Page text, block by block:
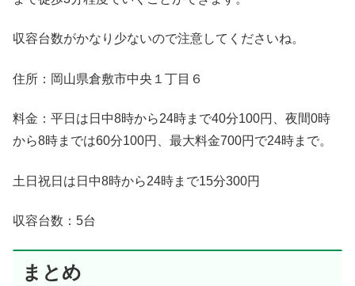
収容台数がかなり少ないので注意してくださいね。
住所：岡山県倉敷市中央１丁目６
料金：平日は日中8時から24時まで40分100円、夜間0時
から8時までは60分100円、最大料金700円で24時まで。
土日祝日は日中8時から24時まで15分300円
収容台数：5台
まとめ